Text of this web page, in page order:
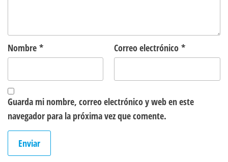
Nombre * Correo electrónico *
Guarda mi nombre, correo electrónico y web en este
navegador para la próxima vez que comente.